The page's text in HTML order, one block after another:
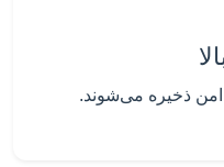
ذخیره می‌شوند.